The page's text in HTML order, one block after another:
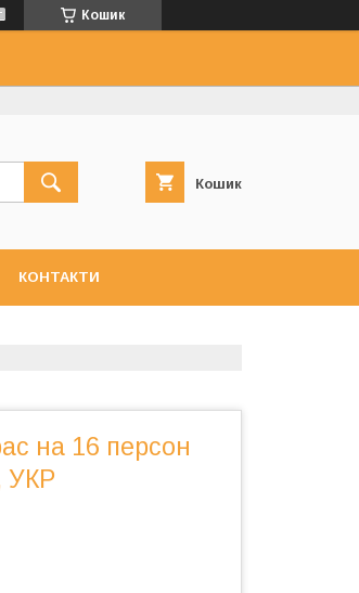
Кошик
Кошик
КОНТАКТИ
на 16 персон
УКР